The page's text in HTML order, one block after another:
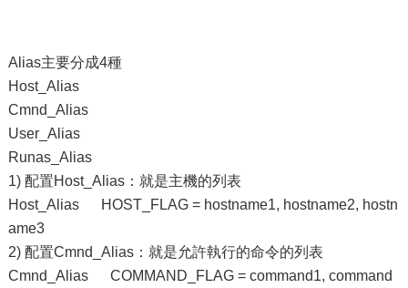
Alias主要分成4種
Host_Alias
Cmnd_Alias
User_Alias
Runas_Alias
1) 配置Host_Alias：就是主機的列表
Host_Alias HOST_FLAG = hostname1, hostname2, hostn
ame3
2) 配置Cmnd_Alias：就是允許執行的命令的列表
Cmnd_Alias COMMAND_FLAG = command1, command